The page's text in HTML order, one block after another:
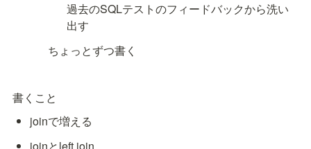
過去のSQLテストのフィードバックから洗い
出す
ちょっとずつ書く
書くこと
joinで増える